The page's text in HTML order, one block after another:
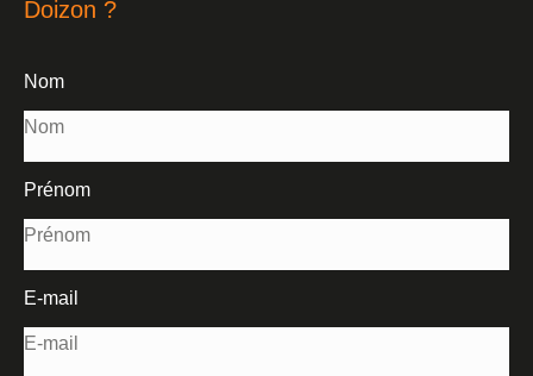
Doizon ?
Nom
Prénom
E-mail